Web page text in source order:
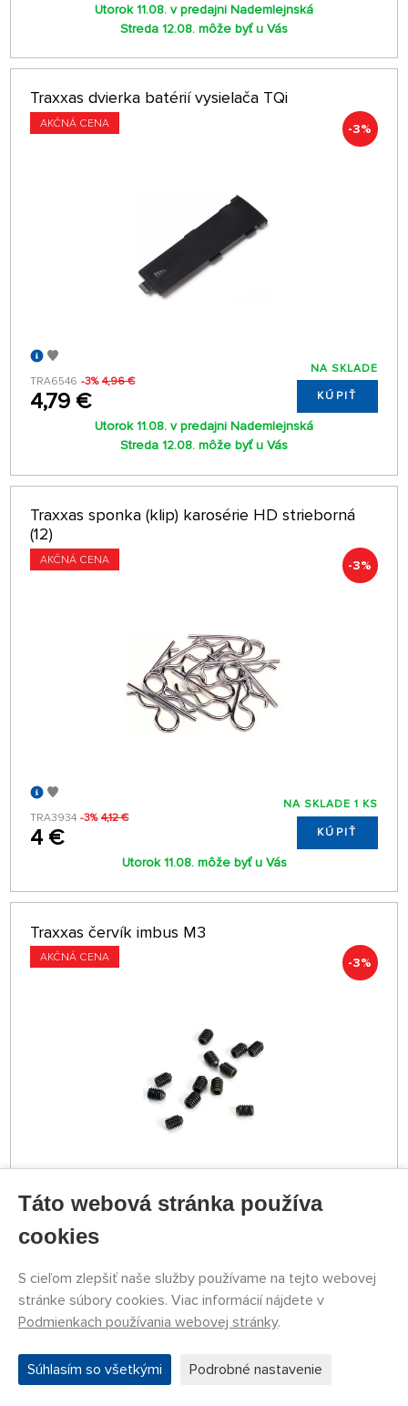
Utorok 11.08. v predajni Nademlejnská
Streda 12.08. môže byť u Vás
Traxxas dvierka batérií vysielača TQi
AKČNÁ CENA -3%
TRA6546 -3% 4,96 €
4,79 €
NA SKLADE
KÚPIŤ
Utorok 11.08. v predajni Nademlejnská
Streda 12.08. môže byť u Vás
Traxxas sponka (klip) karosérie HD strieborná
(12)
AKČNÁ CENA -3%
TRA3934 -3% 4,12 €
4 €
NA SKLADE 1 KS
KÚPIŤ
Utorok 11.08. môže byť u Vás
Traxxas červík imbus M3
AKČNÁ CENA -3%
TRA2743 -3% 4,12 €
4 €
NA SKLADE
Streda 12.08. môže byť u Vás
Traxxas Blast/Vee: gumové priechodky tiahel
riadenia (2)
Táto webová stránka používa
cookies
S cieľom zlepšiť naše služby používame na tejto webovej
stránke súbory cookies. Viac informácií nájdete v
Podmienkach používania webovej stránky.
Súhlasím so všetkými Podrobné nastavenie